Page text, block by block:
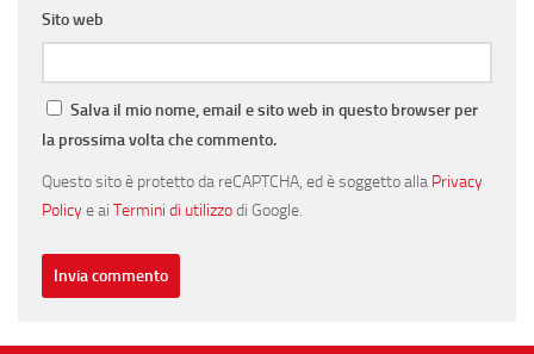
Sito web
Salva il mio nome, email e sito web in questo browser per
la prossima volta che commento.
Questo sito è protetto da reCAPTCHA, ed è soggetto alla Privacy
Policye ai Termini di utilizzodi Google.